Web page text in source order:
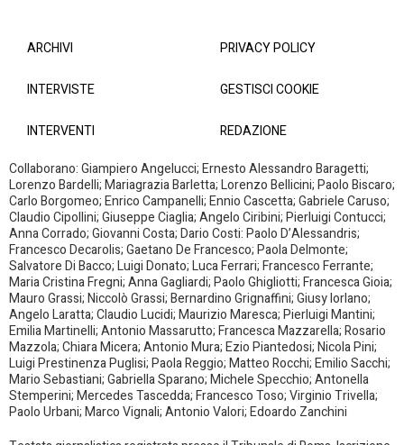
ARCHIVI
INTERVISTE
INTERVENTI
PRIVACY POLICY
GESTISCI COOKIE
REDAZIONE
Collaborano: Giampiero Angelucci; Ernesto Alessandro Baragetti;
Lorenzo Bardelli; Mariagrazia Barletta; Lorenzo Bellicini; Paolo Biscaro;
Carlo Borgomeo; Enrico Campanelli; Ennio Cascetta; Gabriele Caruso;
Claudio Cipollini; Giuseppe Ciaglia; Angelo Ciribini; Pierluigi Contucci;
Anna Corrado; Giovanni Costa; Dario Costi: Paolo D’Alessandris;
Francesco Decarolis; Gaetano De Francesco; Paola Delmonte;
Salvatore Di Bacco; Luigi Donato; Luca Ferrari; Francesco Ferrante;
Maria Cristina Fregni; Anna Gagliardi; Paolo Ghigliotti; Francesca Gioia;
Mauro Grassi; Niccolò Grassi; Bernardino Grignaffini; Giusy Iorlano;
Angelo Laratta; Claudio Lucidi; Maurizio Maresca; Pierluigi Mantini;
Emilia Martinelli; Antonio Massarutto; Francesca Mazzarella; Rosario
Mazzola; Chiara Micera; Antonio Mura; Ezio Piantedosi; Nicola Pini;
Luigi Prestinenza Puglisi; Paola Reggio; Matteo Rocchi; Emilio Sacchi;
Mario Sebastiani; Gabriella Sparano; Michele Specchio; Antonella
Stemperini; Mercedes Tascedda; Francesco Toso; Virginio Trivella;
Paolo Urbani; Marco Vignali; Antonio Valori; Edoardo Zanchini